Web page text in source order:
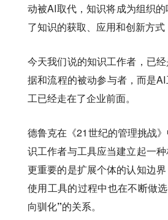
动被AI取代，知识将成为组织的
了知识的获取、应用和创新方
今天我们说的知识工作者，已经
据和流程的被动参与者，而是
工已经走在了企业前面。
德鲁克在《21世纪的管理挑战
识工作者与工具应当建立起一
更重要的是扩展个体的认知边
使用工具的过程中也在不断做
向驯化”的关系。